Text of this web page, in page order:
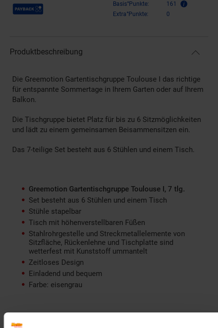
Payback Punkte Basis°Punkte:
161
Extra°Punkte:
0
Produktbeschreibung
Die Greemotion Gartentischgruppe Toulouse I das richtige
für entspannte Sommertage in Ihrem Garten oder auf Ihrem
Balkon.
Die Tischgruppe bietet Platz für bis zu 6 Sitzmöglichkeiten
und lädt zu einem gemeinsamen Beisammensitzen ein.
Das 7-teilige Set besteht aus 6 Stühlen und einem Tisch.
Greemotion Gartentischgruppe Toulouse I, 7 tlg.
Set besteht aus 6 Stühlen und einem Tisch
Stühle stapelbar
Tisch mit höhenverstellbaren Füßen
Stahlrohrgestelle und Streckmetallelemente von
Sitzfläche, Rückenlehne und Tischplatte sind
wetterfest mit Kunststoff ummantelt
Zeitloses Design
Einladend und bequem
Farbe: eisengrau